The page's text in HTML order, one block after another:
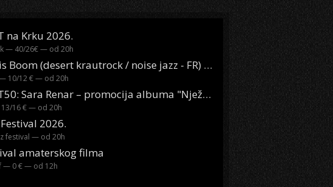
na Krku 2026.
— 40/26€ — od 20h
Oasis Boom (desert krautrock / noise jazz - FR) @ KONTEJNER
10/12 € — od 20h
KSET50: Sara Renar – promocija albuma "Nježne riječi" @ Močvara
16 € — od 20h
2026.
festival — od 20h
amaterskog filma
— 0 € — od 12h